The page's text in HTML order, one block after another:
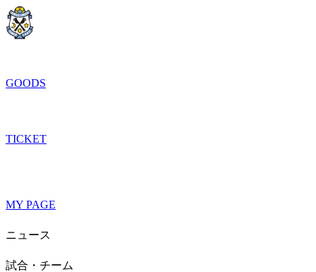
GOODS
TICKET
MY PAGE
ニュース
試合・チーム